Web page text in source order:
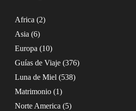
Africa (2)
Asia (6)
Europa (10)
Guías de Viaje (376)
Luna de Miel (538)
Matrimonio (1)
Norte America (5)